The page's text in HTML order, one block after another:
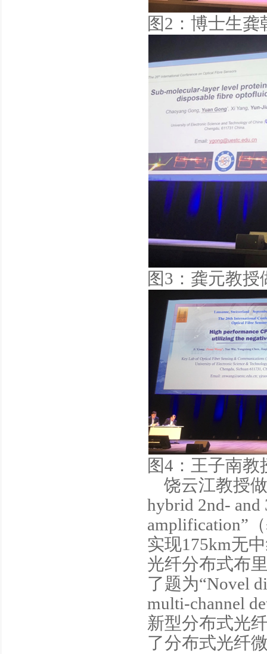
图2：博士生
图3：龚元教授
图4：王子南教
饶云江教授做
hybrid 2nd- and
amplification”
实现175km无
光纤分布式布
了题为“Novel
multi-channel
新型分布式光
了分布式光纤